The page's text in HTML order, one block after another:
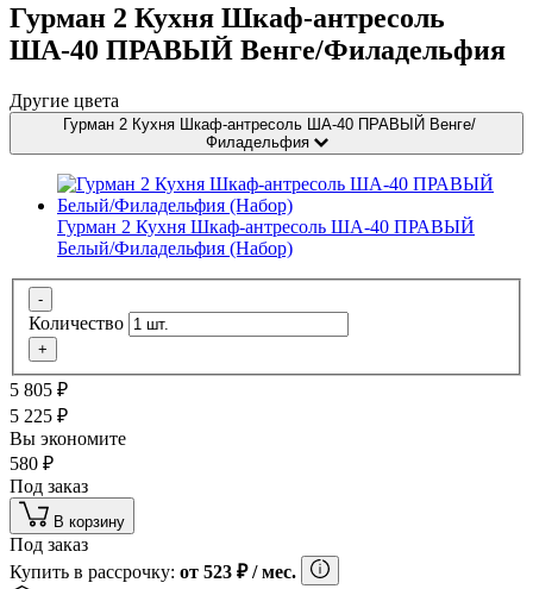
Гурман 2 Кухня Шкаф-антресоль
ША-40 ПРАВЫЙ Венге/Филадельфия
Другие цвета
Гурман 2 Кухня Шкаф-антресоль ША-40 ПРАВЫЙ Венге/
Филадельфия
Гурман 2 Кухня Шкаф-антресоль ША-40 ПРАВЫЙ
Белый/Филадельфия (Набор)
-
Количество
+
5 805 ₽
5 225 ₽
Вы экономите
580 ₽
Под заказ
В корзину
Под заказ
Купить в рассрочку: от 523 ₽/ мес.